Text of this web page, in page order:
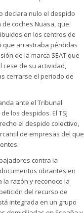
declara nulo el despido
coches Nuasa, que
en los centros de
que arrastraba pérdidas
de la marca SEAT que
cese de su actividad,
cerrarse el periodo de
ante el Tribunal
los despidos. El TSJ
el despido colectivo,
de empresas del que
contra la
obrantes en
la razón y reconoce la
del recurso de
integrada en un grupo